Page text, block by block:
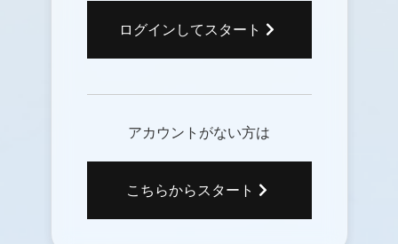
ログインしてスタート
アカウントがない方は
こちらからスタート